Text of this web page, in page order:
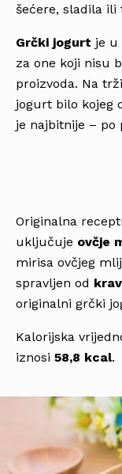
šećere, sladila ili
Grčki jogurt je u
za one koji nisu
proizvoda. Na
jogurt bilo kojeg
je najbitnije – po
Originalna
uključuje ovčje
mirisa ovčjeg
spravljen od
originalni grčki
Kalorijska
iznosi 58,8 kcal.